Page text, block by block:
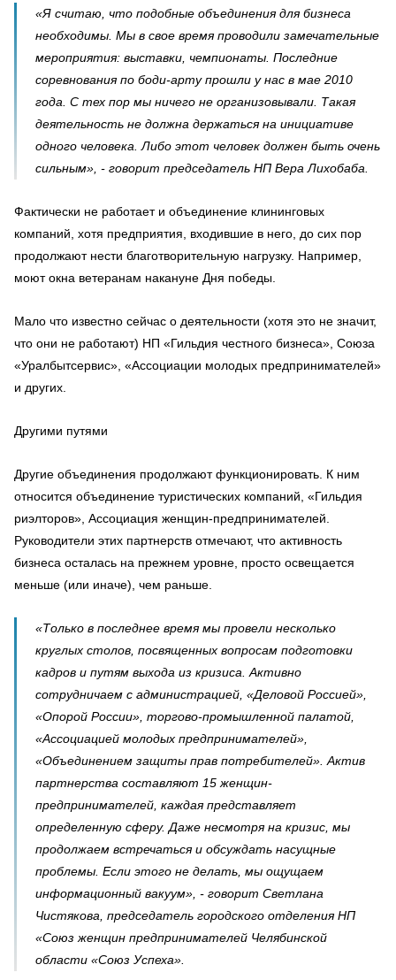
«Я считаю, что подобные объединения для бизнеса
необходимы. Мы в свое время проводили замечательные
мероприятия: выставки, чемпионаты. Последние
соревнования по боди-арту прошли у нас в мае 2010
года. С тех пор мы ничего не организовывали. Такая
деятельность не должна держаться на инициативе
одного человека. Либо этот человек должен быть очень
сильным», - говорит председатель НП Вера Лихобаба.
Фактически не работает и объединение клининговых
компаний, хотя предприятия, входившие в него, до сих пор
продолжают нести благотворительную нагрузку. Например,
моют окна ветеранам накануне Дня победы.
Мало что известно сейчас о деятельности (хотя это не значит,
что они не работают) НП «Гильдия честного бизнеса», Союза
«Уралбытсервис», «Ассоциации молодых предпринимателей»
и других.
Другими путями
Другие объединения продолжают функционировать. К ним
относится объединение туристических компаний, «Гильдия
риэлторов», Ассоциация женщин-предпринимателей.
Руководители этих партнерств отмечают, что активность
бизнеса осталась на прежнем уровне, просто освещается
меньше (или иначе), чем раньше.
«Только в последнее время мы провели несколько
круглых столов, посвященных вопросам подготовки
кадров и путям выхода из кризиса. Активно
сотрудничаем с администрацией, «Деловой Россией»,
«Опорой России», торгово-промышленной палатой,
«Ассоциацией молодых предпринимателей»,
«Объединением защиты прав потребителей». Актив
партнерства составляют 15 женщин-
предпринимателей, каждая представляет
определенную сферу. Даже несмотря на кризис, мы
продолжаем встречаться и обсуждать насущные
проблемы. Если этого не делать, мы ощущаем
информационный вакуум», - говорит Светлана
Чистякова, председатель городского отделения НП
«Союз женщин предпринимателей Челябинской
области «Союз Успеха».